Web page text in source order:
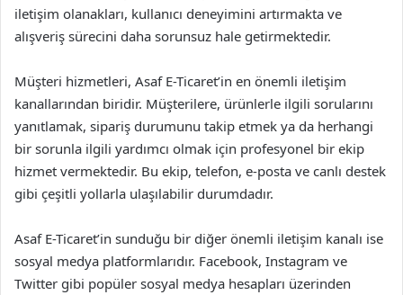
iletişim olanakları, kullanıcı deneyimini artırmakta ve
alışveriş sürecini daha sorunsuz hale getirmektedir.
Müşteri hizmetleri, Asaf E-Ticaret’in en önemli iletişim
kanallarından biridir. Müşterilere, ürünlerle ilgili sorularını
yanıtlamak, sipariş durumunu takip etmek ya da herhangi
bir sorunla ilgili yardımcı olmak için profesyonel bir ekip
hizmet vermektedir. Bu ekip, telefon, e-posta ve canlı destek
gibi çeşitli yollarla ulaşılabilir durumdadır.
Asaf E-Ticaret’in sunduğu bir diğer önemli iletişim kanalı ise
sosyal medya platformlarıdır. Facebook, Instagram ve
Twitter gibi popüler sosyal medya hesapları üzerinden